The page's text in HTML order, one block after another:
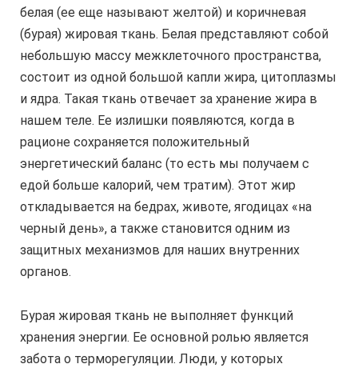
белая (ее еще называют желтой) и коричневая
(бурая) жировая ткань. Белая представляют собой
небольшую массу межклеточного пространства,
состоит из одной большой капли жира, цитоплазмы
и ядра. Такая ткань отвечает за хранение жира в
нашем теле. Ее излишки появляются, когда в
рационе сохраняется положительный
энергетический баланс (то есть мы получаем с
едой больше калорий, чем тратим). Этот жир
откладывается на бедрах, животе, ягодицах «на
черный день», а также становится одним из
защитных механизмов для наших внутренних
органов.
Бурая жировая ткань не выполняет функций
хранения энергии. Ее основной ролью является
забота о терморегуляции. Люди, у которых